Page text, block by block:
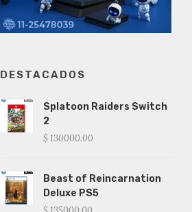
DESTACADOS
Splatoon Raiders Switch
2
$ 130000.00
Beast of Reincarnation
Deluxe PS5